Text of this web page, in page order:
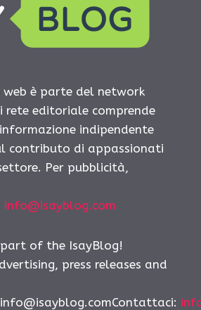
web è parte del network
rete editoriale comprende
indipendente
contributo di appassionati
Per pubblicità,
info@isayblog.com
part of the IsayBlog!
press releases and
info@isayblog.comContattaci: